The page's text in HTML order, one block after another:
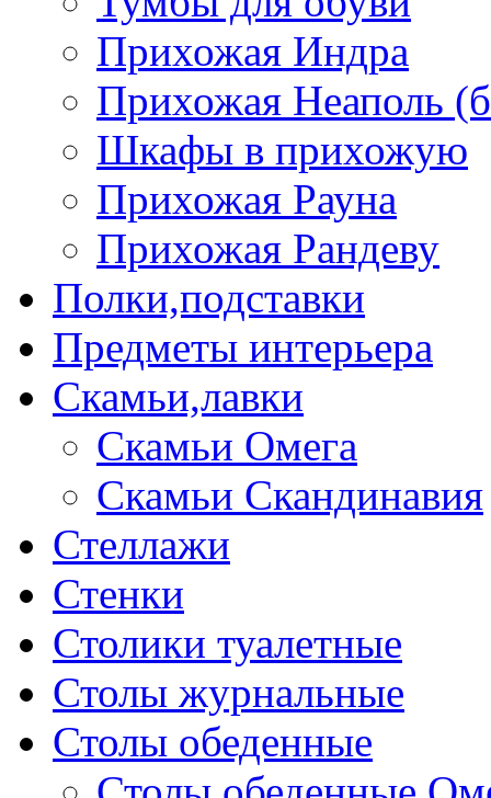
Прихожая Индра
Прихожая Неаполь
Шкафы в прихожую
Прихожая Рауна
Прихожая Рандеву
Полки,подставки
Предметы интерьера
Скамьи,лавки
Скамьи Омега
Скамьи Скандинавия
Стеллажи
Стенки
Столики туалетные
Столы журнальные
Столы обеденные